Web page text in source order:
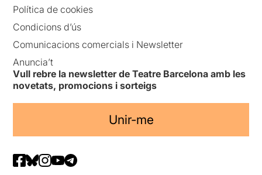
Política de cookies
Condicions d’ús
Comunicacions comercials i Newsletter
Anuncia’t
Vull rebre la newsletter de Teatre Barcelona amb les
novetats, promocions i sorteigs
Unir-me